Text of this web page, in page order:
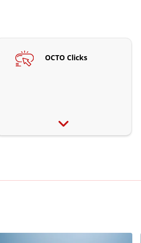
OCTO Clicks